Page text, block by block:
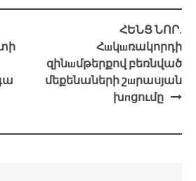
ՀԵՆՑ ՆՈՐ.
Հшկшռակորդի
զինшմթերքով բեռնված
մեքենաների շшրասյան
խпցումը